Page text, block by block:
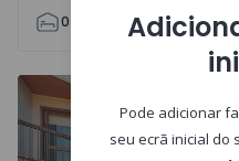
0 25 25
Apartamento T2 Porto,
Pode adicionar
seu ecrã inicial do